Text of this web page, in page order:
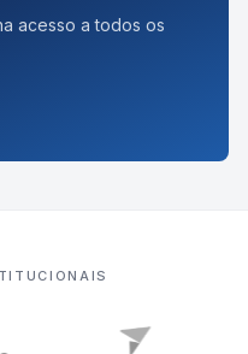
acesso a todos os